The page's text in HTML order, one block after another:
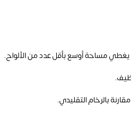
بالرخام التقليدي.